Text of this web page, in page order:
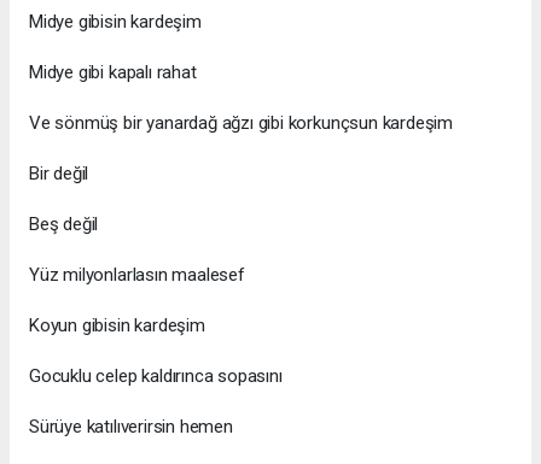
Midye gibisin kardeşim
Midye gibi kapalı rahat
Ve sönmüş bir yanardağ ağzı gibi korkunçsun kardeşim
Bir değil
Beş değil
Yüz milyonlarlasın maalesef
Koyun gibisin kardeşim
Gocuklu celep kaldırınca sopasını
Sürüye katılıverirsin hemen